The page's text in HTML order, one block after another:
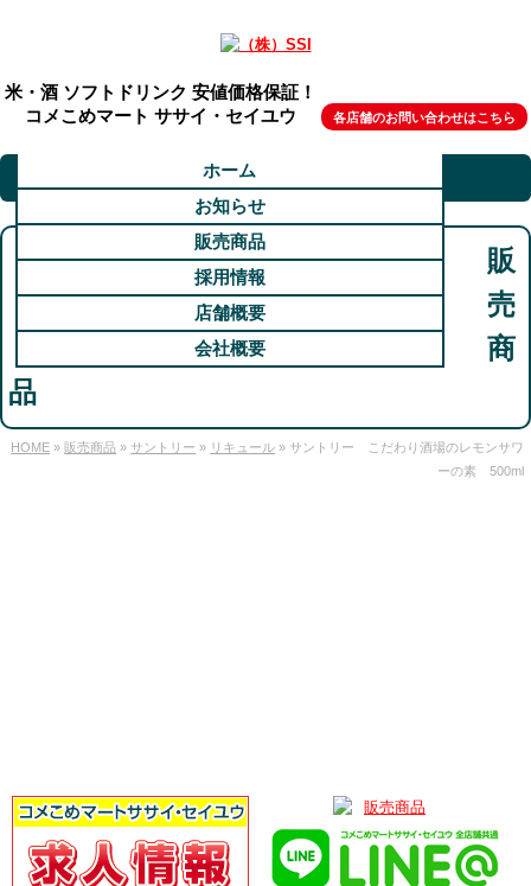
米・酒 ソフトドリンク 安値価格保証！
コメこめマート ササイ・セイユウ
各店舗のお問い合わせはこちら
ホーム
お知らせ
販売商品
採用情報
店舗概要
会社概要
販
売
商
品
HOME » 販売商品 » サントリー » リキュール » サントリー こだわり酒場のレモンサワ
ーの素 500ml